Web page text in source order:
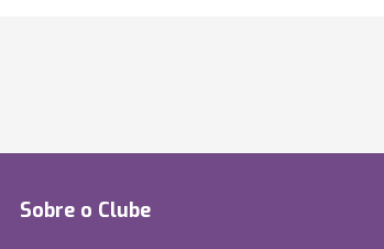
Sobre o Clube